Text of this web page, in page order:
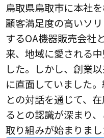
鳥取県鳥取市に本社
顧客満足度の高いソ
するOA機器販売会社
来、地域に愛される
した。しかし、創業
に直面していました
との対話を通じて、
るとの認識が深まり
取り組みが始まりまし